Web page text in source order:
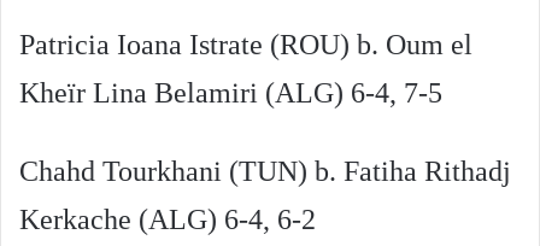
Patricia Ioana Istrate (ROU) b. Oum el
Kheïr Lina Belamiri (ALG) 6-4, 7-5
Chahd Tourkhani (TUN) b. Fatiha Rithadj
Kerkache (ALG) 6-4, 6-2